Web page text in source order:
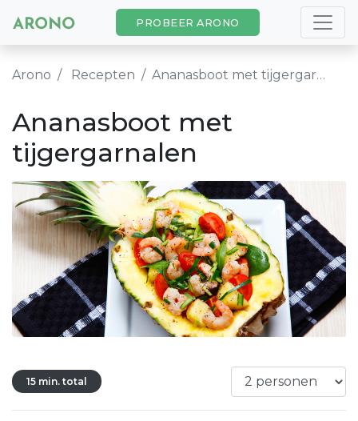
PROBEER ARONO
Arono Recepten Ananasboot met tijgergarnalen
Ananasboot met
tijgergarnalen
15 min. total